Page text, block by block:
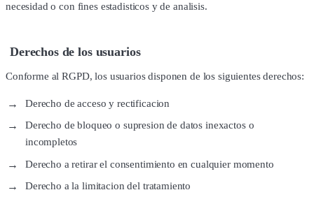
necesidad o con fines estadisticos y de analisis.
Derechos de los usuarios
Conforme al RGPD, los usuarios disponen de los siguientes derechos:
Derecho de acceso y rectificacion
Derecho de bloqueo o supresion de datos inexactos o
incompletos
Derecho a retirar el consentimiento en cualquier momento
Derecho a la limitacion del tratamiento